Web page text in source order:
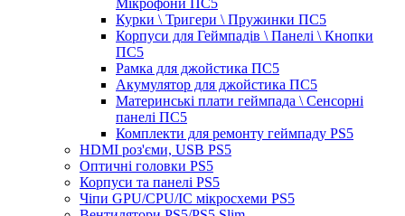
Курки \ Тригери \ Пружинки ПС5
Корпуси для Геймпадів \ Панелі \ Кнопки
ПС5
Рамка для джойстика ПС5
Акумулятор для джойстика ПС5
Материнські плати геймпада \ Сенсорні
панелі ПС5
Комплекти для ремонту геймпаду PS5
HDMI роз'єми, USB PS5
Оптичні головки PS5
Корпуси та панелі PS5
Чіпи GPU/CPU/IC мікросхеми PS5